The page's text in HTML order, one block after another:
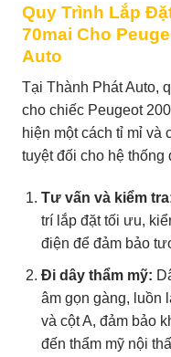
Quy Trình Lắp
70mai Cho
Auto
Tại Thành Phát Auto,
cho chiếc Peugeot
hiện một cách tỉ mỉ và
tuyệt đối cho hệ thống
Tư vấn và kiểm
trí lắp đặt tối ưu,
điện để đảm bảo
Đi dây thẩm mỹ:
âm gọn gàng, luồn
và cột A, đảm bảo
đến thẩm mỹ nội